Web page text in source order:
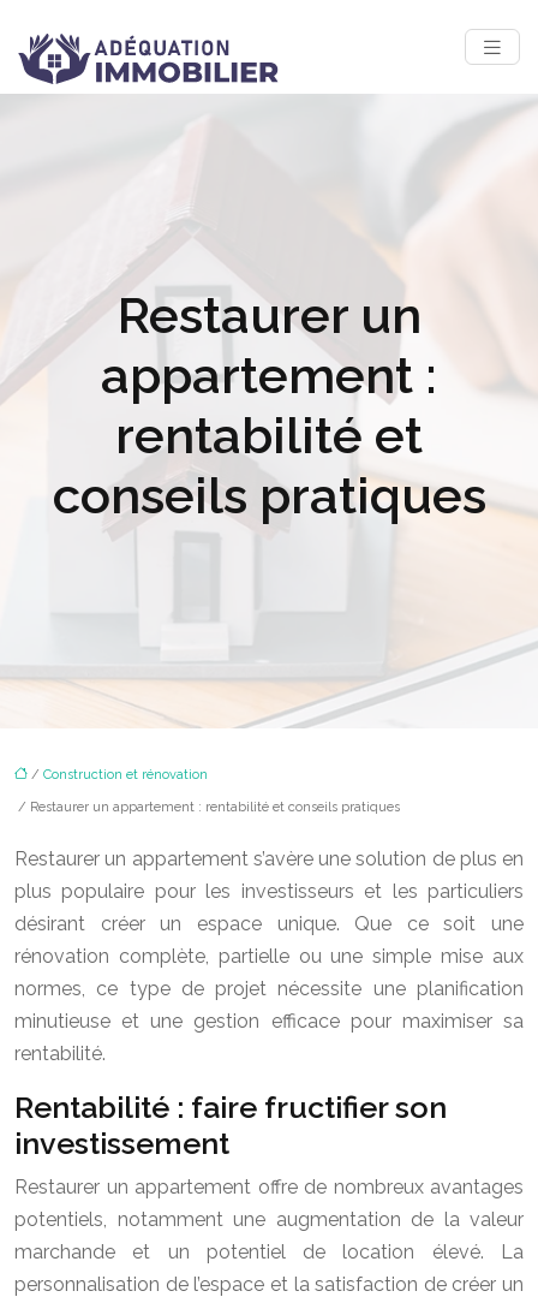
Restaurer un
appartement :
rentabilité et
conseils pratiques
/ Construction et rénovation
/ Restaurer un appartement : rentabilité et conseils pratiques
Restaurer un appartement s’avère une solution de plus en
plus populaire pour les investisseurs et les particuliers
désirant créer un espace unique. Que ce soit une
rénovation complète, partielle ou une simple mise aux
normes, ce type de projet nécessite une planification
minutieuse et une gestion efficace pour maximiser sa
rentabilité.
Rentabilité : faire fructifier son
investissement
Restaurer un appartement offre de nombreux avantages
potentiels, notamment une augmentation de la valeur
marchande et un potentiel de location élevé. La
personnalisation de l’espace et la satisfaction de créer un